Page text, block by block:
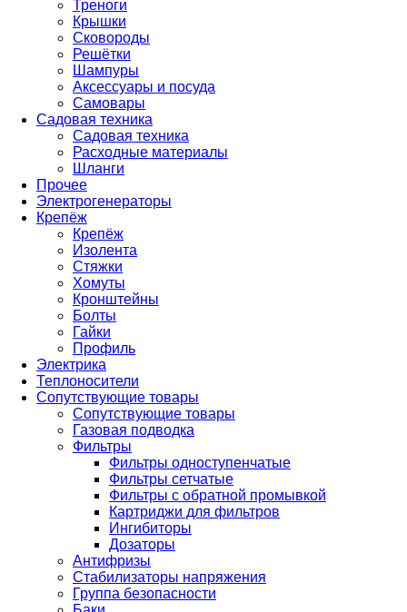
Треноги
Крышки
Сковороды
Решётки
Шампуры
Аксессуары и посуда
Самовары
Садовая техника
Садовая техника
Расходные материалы
Шланги
Прочее
Электрогенераторы
Крепёж
Крепёж
Изолента
Стяжки
Хомуты
Кронштейны
Болты
Гайки
Профиль
Электрика
Теплоносители
Сопутствующие товары
Сопутствующие товары
Газовая подводка
Фильтры
Фильтры одноступенчатые
Фильтры сетчатые
Фильтры с обратной промывкой
Картриджи для фильтров
Ингибиторы
Дозаторы
Антифризы
Стабилизаторы напряжения
Группа безопасности